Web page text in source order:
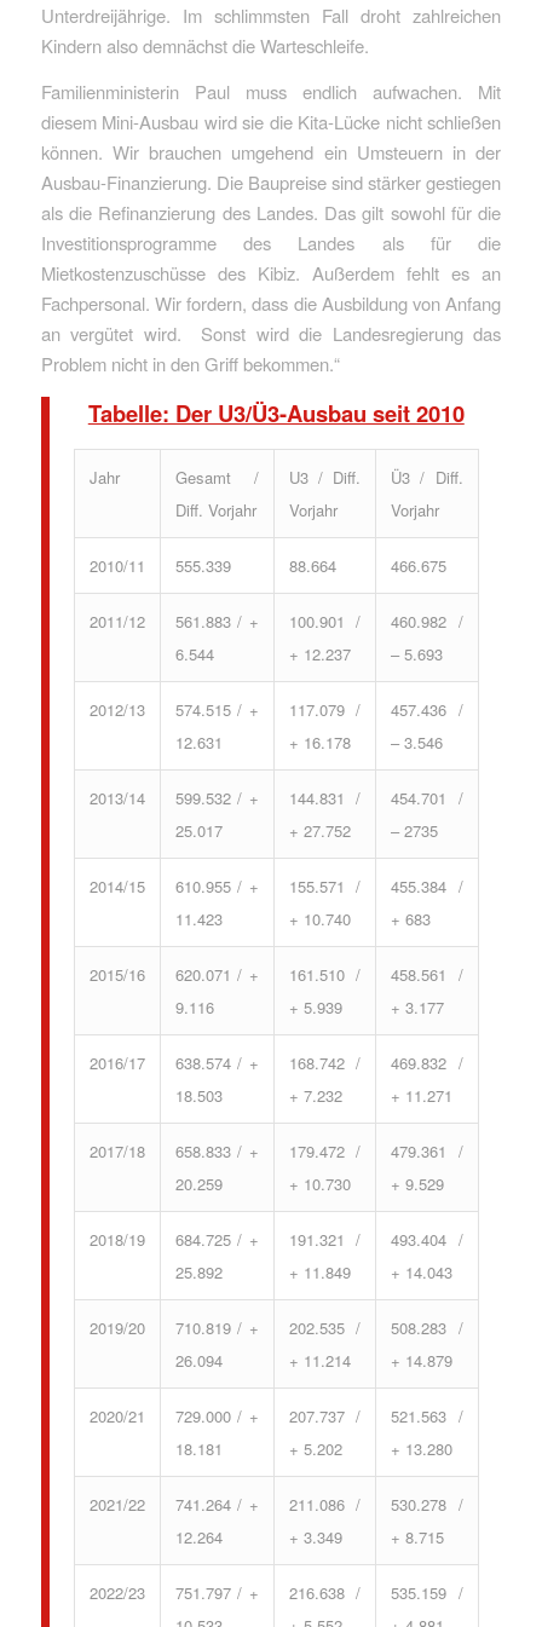
Unterdreijährige. Im schlimmsten Fall droht zahlreichen
Kindern also demnächst die Warteschleife.
Familienministerin Paul muss endlich aufwachen. Mit
diesem Mini-Ausbau wird sie die Kita-Lücke nicht schließen
können. Wir brauchen umgehend ein Umsteuern in der
Ausbau-Finanzierung. Die Baupreise sind stärker gestiegen
als die Refinanzierung des Landes. Das gilt sowohl für die
Investitionsprogramme des Landes als für die
Mietkostenzuschüsse des Kibiz. Außerdem fehlt es an
Fachpersonal. Wir fordern, dass die Ausbildung von Anfang
an vergütet wird. Sonst wird die Landesregierung das
Problem nicht in den Griff bekommen.“
Tabelle: Der U3/Ü3-Ausbau seit 2010
Jahr
Gesamt /
Diff. Vorjahr
U3 / Diff.
Vorjahr
Ü3 / Diff.
Vorjahr
2010/11 555.339 88.664 466.675
2011/12
561.883 / +
6.544
100.901 /
+ 12.237
460.982 /
– 5.693
2012/13
574.515 / +
12.631
117.079 /
+ 16.178
457.436 /
– 3.546
2013/14
599.532 / +
25.017
144.831 /
+ 27.752
454.701 /
– 2735
2014/15
610.955 / +
11.423
155.571 /
+ 10.740
455.384 /
+ 683
2015/16
620.071 / +
9.116
161.510 /
+ 5.939
458.561 /
+ 3.177
2016/17
638.574 / +
18.503
168.742 /
+ 7.232
469.832 /
+ 11.271
2017/18
658.833 / +
20.259
179.472 /
+ 10.730
479.361 /
+ 9.529
2018/19
684.725 / +
25.892
191.321 /
+ 11.849
493.404 /
+ 14.043
2019/20
710.819 / +
26.094
202.535 /
+ 11.214
508.283 /
+ 14.879
2020/21
729.000 / +
18.181
207.737 /
+ 5.202
521.563 /
+ 13.280
2021/22
741.264 / +
12.264
211.086 /
+ 3.349
530.278 /
+ 8.715
2022/23
751.797 / +
216.638 /
535.159 /